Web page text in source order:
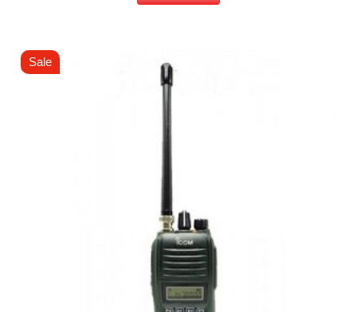
Sale